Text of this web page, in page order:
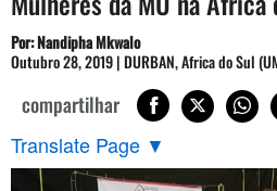
Por: Nandipha Mkwalo
Outubro 28, 2019 | DURBAN, Africa do Sul
compartilhar
Translate Page ▼